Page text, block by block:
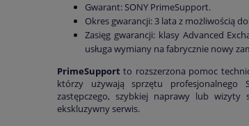
Gwarant: SONY PrimeSupport.
Okres gwarancji: 3 lata z możliwością
Zasięg gwarancji: klasy Advanced
usługa wymiany na fabrycznie nowy
PrimeSupport to rozszerzona pomoc
którzy używają sprzętu profesjonalnego
zastępczego, szybkiej naprawy lub
ekskluzywny serwis.